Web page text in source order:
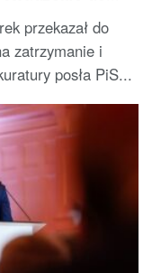
przekazał do
zatrzymanie i
posła PiS...